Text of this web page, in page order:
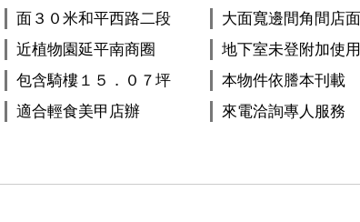
面３０米和平西路二段
近植物園延平南商圈
包含騎樓１５．０７坪
適合輕食美甲店辦
大面寬邊間角間店面
地下室未登附加使用
本物件依謄本刊載
來電洽詢專人服務